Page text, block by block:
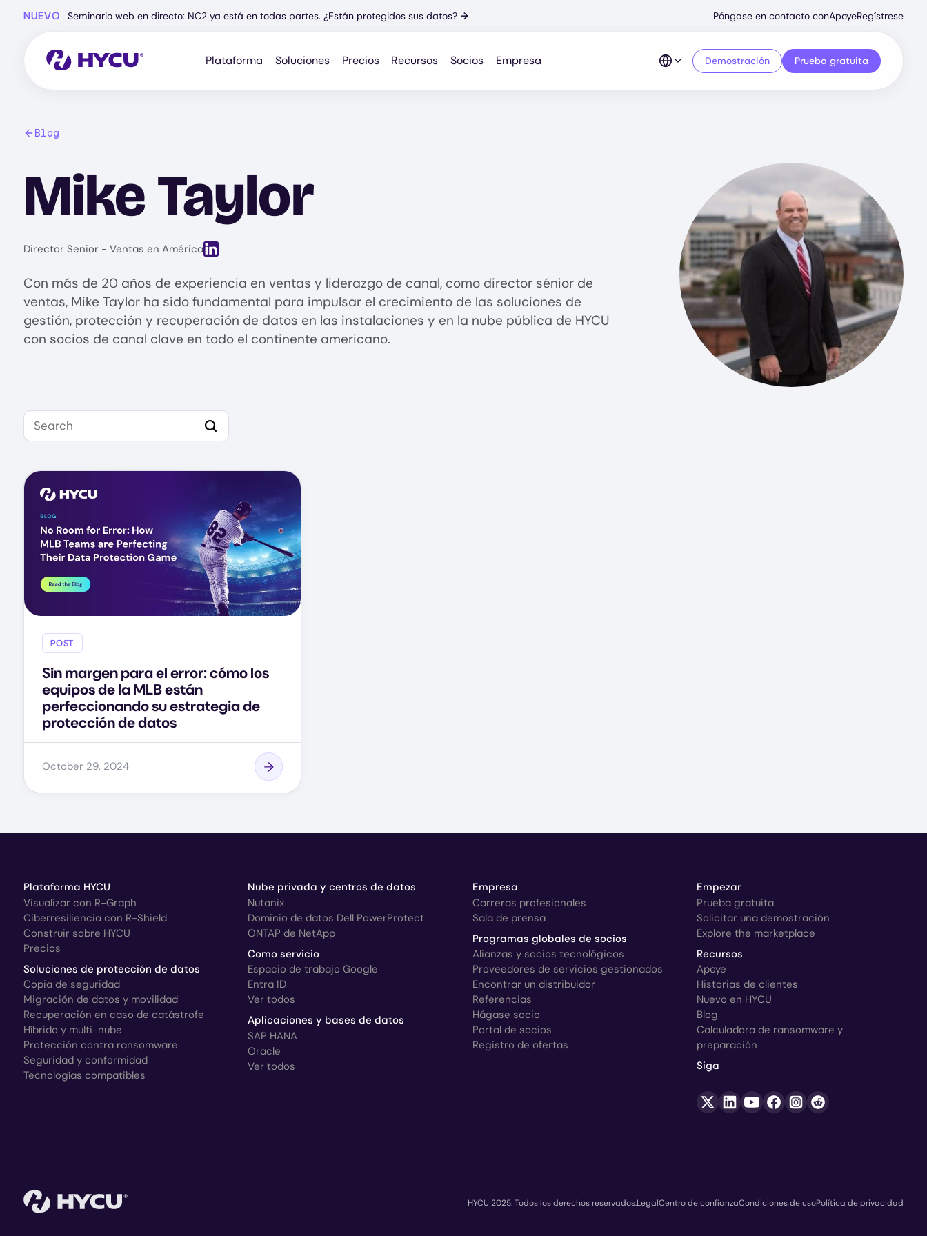
NUEVO Seminario web en directo: NC2 ya está en todas partes. ¿Están protegidos sus datos? →
Secondary
Menu
Póngase en contacto conApoyeRegístrese
Plataforma Soluciones Precios Recursos Socios Empresa Demostración Prueba gratuita
Blog
Mike Taylor
Director Senior - Ventas en AméricaView LinkedIn profile for Mike Taylor
Con más de 20 años de experiencia en ventas y liderazgo de canal, como director sénior de
ventas, Mike Taylor ha sido fundamental para impulsar el crecimiento de las soluciones de
gestión, protección y recuperación de datos en las instalaciones y en la nube pública de HYCU
con socios de canal clave en todo el continente americano.
Search
POST
Sin margen para el error: cómo los
equipos de la MLB están
perfeccionando su estrategia de
protección de datos
October 29, 2024
Plataforma HYCU
Visualizar con R-Graph
Ciberresiliencia con R-Shield
Construir sobre HYCU
Precios
Soluciones de protección de datos
Copia de seguridad
Migración de datos y movilidad
Recuperación en caso de catástrofe
Híbrido y multi-nube
Protección contra ransomware
Seguridad y conformidad
Tecnologías compatibles
Nube privada y centros de datos
Nutanix
Dominio de datos Dell PowerProtect
ONTAP de NetApp
Como servicio
Espacio de trabajo Google
Entra ID
Ver todos
Aplicaciones y bases de datos
SAP HANA
Oracle
Ver todos
Empresa
Carreras profesionales
Sala de prensa
Programas globales de socios
Alianzas y socios tecnológicos
Proveedores de servicios gestionados
Encontrar un distribuidor
Referencias
Hágase socio
Portal de socios
Registro de ofertas
Empezar
Prueba gratuita
Solicitar una demostración
Explore the marketplace
Recursos
Apoye
Historias de clientes
Nuevo en HYCU
Blog
Calculadora de ransomware y
preparación
Siga
HYCU 2025. Todos los derechos reservados.LegalCentro de confianzaCondiciones de usoPolítica de privacidad